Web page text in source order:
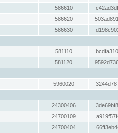
586610
586620
586630
581110
581120
5960020
24300406
24700109
24700404